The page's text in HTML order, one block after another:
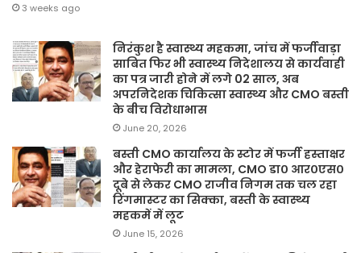
3 weeks ago
निरंकुश है स्वास्थ्य महकमा, जांच में फर्जीवाड़ा
साबित फिर भी स्वास्थ्य निदेशालय से कार्यवाही
का पत्र जारी होने में लगे 02 साल, अब
अपरनिदेशक चिकित्सा स्वास्थ्य और CMO बस्ती
के बीच विरोधाभास
June 20, 2026
बस्ती CMO कार्यालय के स्टोर में फर्जी हस्ताक्षर
और हेराफेरी का मामला, CMO डा० आर०एस०
दूबे से लेकर CMO राजीव निगम तक चल रहा
रिंगमास्टर का सिक्का, बस्ती के स्वास्थ्य
महकमें में लूट
June 15, 2026